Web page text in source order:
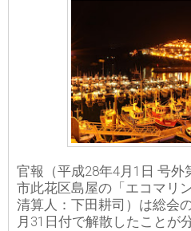
官報（平成28年4月1日 号外
市此花区島屋の「エコマリ
清算人：下田耕司）は総会
月31日付で解散したことが